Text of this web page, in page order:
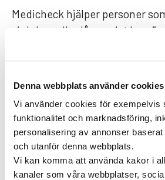
Denna webbplats använder cookies
Vi använder cookies för exempelvis
funktionalitet och marknadsföring,
personalisering av annonser
och utanför denna webbplats.
Vi kan komma att använda kakor i
kanaler som våra webbplatser,
Medicheck hjälper personer
sjukdom eller långvarigt besvär
erbjuder rätt vård och stöd
specialistläkare, psykologer
videosamtal och meddelanden.
Medicheck är tillgängligt via
apparna på App Storeoch
6 MARS 2019
PRESSMEDDELANDEN